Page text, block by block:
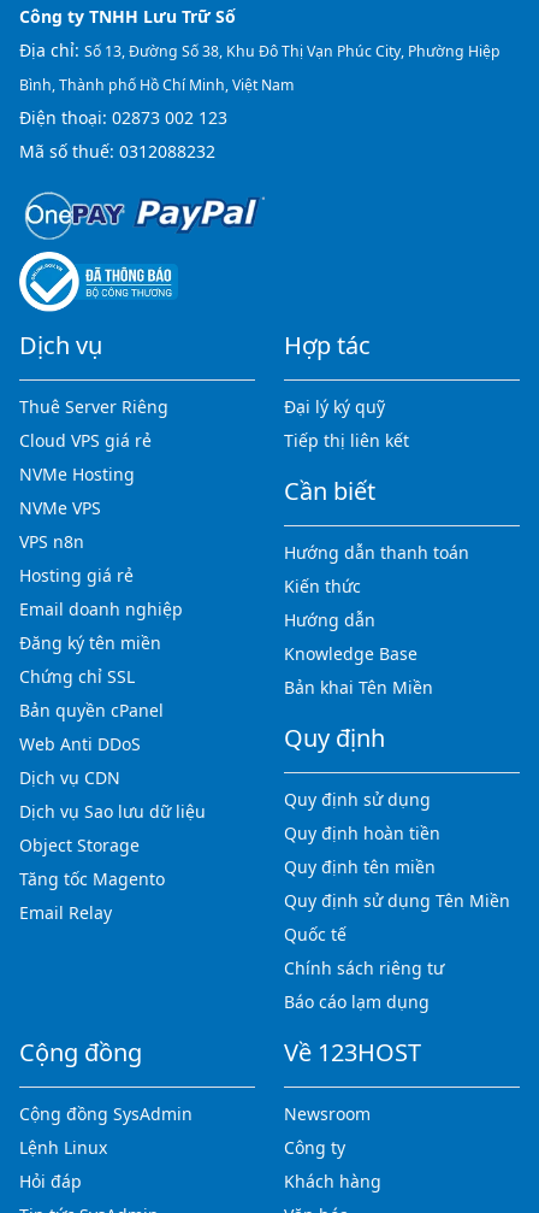
Công ty TNHH Lưu Trữ Số
Địa chỉ: Số 13, Đường Số 38, Khu Đô Thị Vạn Phúc City, Phường Hiệp
Bình, Thành phố Hồ Chí Minh, Việt Nam
Điện thoại: 02873 002 123
Mã số thuế: 0312088232
Dịch vụ
Thuê Server Riêng
Cloud VPS giá rẻ
NVMe Hosting
NVMe VPS
VPS n8n
Hosting giá rẻ
Email doanh nghiệp
Đăng ký tên miền
Chứng chỉ SSL
Bản quyền cPanel
Web Anti DDoS
Dịch vụ CDN
Dịch vụ Sao lưu dữ liệu
Object Storage
Tăng tốc Magento
Email Relay
Hợp tác
Đại lý ký quỹ
Tiếp thị liên kết
Cần biết
Hướng dẫn thanh toán
Kiến thức
Hướng dẫn
Knowledge Base
Bản khai Tên Miền
Quy định
Quy định sử dụng
Quy định hoàn tiền
Quy định tên miền
Quy định sử dụng Tên Miền
Quốc tế
Chính sách riêng tư
Báo cáo lạm dụng
Cộng đồng
Cộng đồng SysAdmin
Lệnh Linux
Hỏi đáp
Về 123HOST
Newsroom
Công ty
Khách hàng